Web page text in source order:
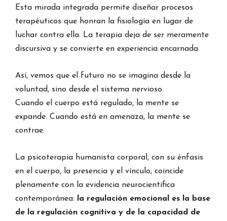
Esta mirada integrada permite diseñar procesos
terapéuticos que honran la fisiología en lugar de
luchar contra ella. La terapia deja de ser meramente
discursiva y se convierte en experiencia encarnada.
Así, vemos que el futuro no se imagina desde la
voluntad, sino desde el sistema nervioso.
Cuando el cuerpo está regulado, la mente se
expande. Cuando está en amenaza, la mente se
contrae.
La psicoterapia humanista corporal, con su énfasis
en el cuerpo, la presencia y el vínculo, coincide
plenamente con la evidencia neurocientífica
contemporánea:
la regulación emocional es la base
de la regulación cognitiva y de la capacidad de